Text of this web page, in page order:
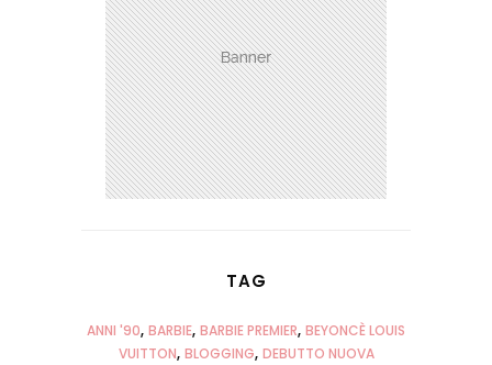
TAG
ANNI '90 BARBIE BARBIE PREMIER BEYONCÈ LOUIS
VUITTON BLOGGING DEBUTTO NUOVA